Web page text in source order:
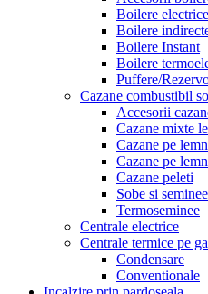
Boilere electrice
Boilere
Boilere Instant
Boilere
Puffere/
Cazane combustibil
Accesorii
Cazane mixte
Cazane pe
Cazane pe
Cazane peleti
Sobe si seminee
Termoseminee
Centrale electrice
Centrale termice pe
Condensare
Conventionale